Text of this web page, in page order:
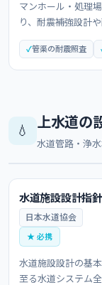
マンホール・処理
り、耐震補強設計
管渠の耐震照査
💧 上水道の
水道管路・浄
水道施設設計指針
日本水道協会
★ 必携
水道施設設計の基
至る水道システム